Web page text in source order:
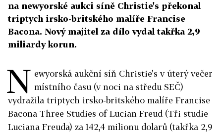
na newyorské aukci síně Christie's překonal
triptych irsko-britského malíře Francise
Bacona. Nový majitel za dílo vydal takřka 2,9
miliardy korun.
N ewyorská aukční síň Christie's v úterý večer
místního času (v noci na středu SEČ)
vydražila triptych irsko-britského malíře Francise
Bacona Three Studies of Lucian Freud (Tři studie
Luciana Freuda) za 142,4 milionu dolarů (takřka 2,9